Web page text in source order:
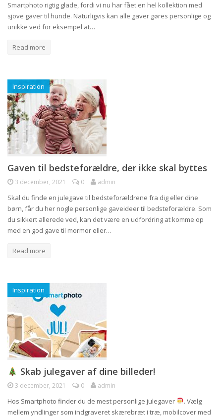
Smartphoto rigtig glade, fordi vi nu har fået en hel kollektion med
sjove gaver til hunde. Naturligvis kan alle gaver gøres personlige og
unikke ved for eksempel at…
Read more
Inspiration
Gaven til bedsteforældre, der ikke skal byttes
3 december, 2021 0 admin
Skal du finde en julegave til bedsteforældrene fra dig eller dine
børn, får du her nogle personlige gaveideer til bedsteforældre. Som
du sikkert allerede ved, kan det være en udfordring at komme op
med en god gave til mormor eller…
Read more
Inspiration
Skab julegaver af dine billeder!
3 december, 2021 0 admin
Hos Smartphoto finder du de mest personlige julegaver
. Vælg
mellem yndlinger som indgraveret skærebræt i træ, mobilcover med